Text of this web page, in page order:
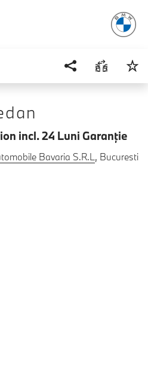
incl. 24 Luni Garanţie
Bavaria S.R.L, Bucuresti